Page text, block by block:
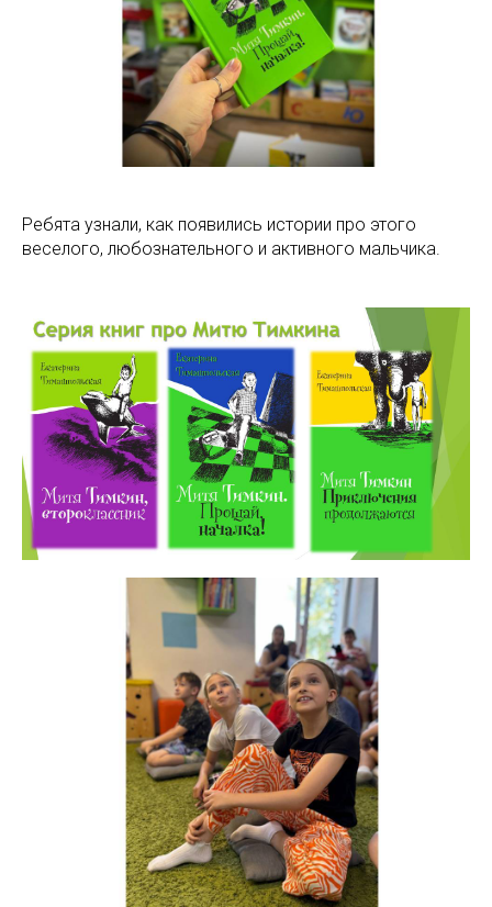
Ребята узнали, как появились истории про этого
веселого, любознательного и активного мальчика.